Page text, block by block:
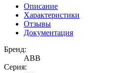
Описание
Характеристики
Отзывы
Документация
Бренд:
ABB
Серия: